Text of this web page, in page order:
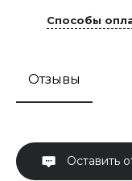
Способы
Отзывы
Оставить